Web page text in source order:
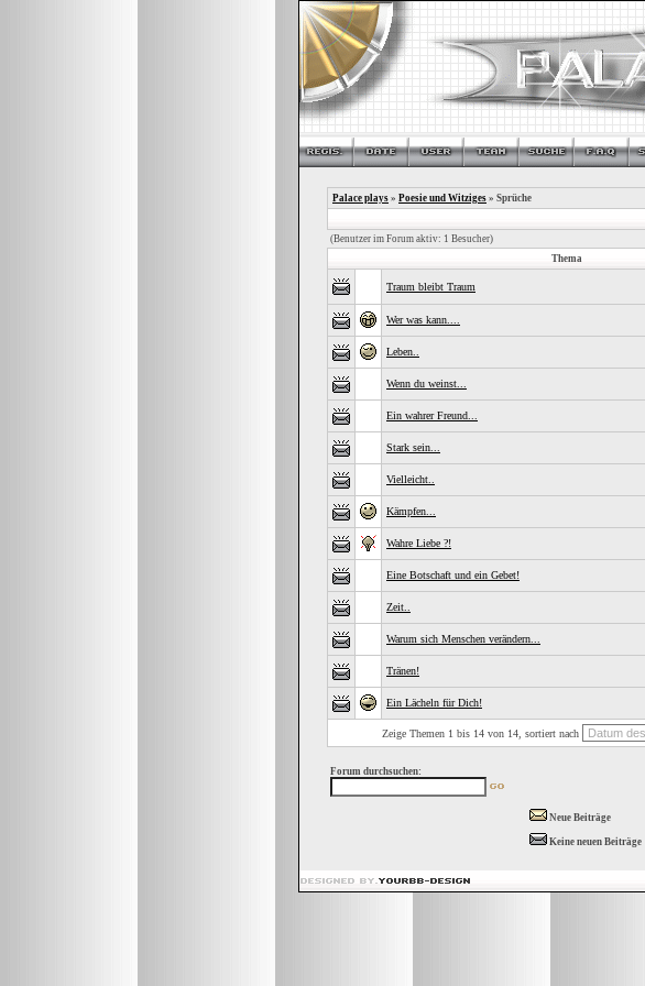
Palace plays » Poesie und Witziges » Sprüche
(Benutzer im Forum aktiv: 1 Besucher)
Thema
Traum bleibt Traum
Wer was kann....
Leben..
Wenn du weinst...
Ein wahrer Freund...
Stark sein...
Vielleicht..
Kämpfen...
Wahre Liebe ?!
Eine Botschaft und ein Gebet!
Zeit..
Warum sich Menschen verändern...
Tränen!
Ein Lächeln für Dich!
Zeige Themen 1 bis 14 von 14, sortiert nach
Forum durchsuchen:
Neue Beiträge
Keine neuen Beiträge